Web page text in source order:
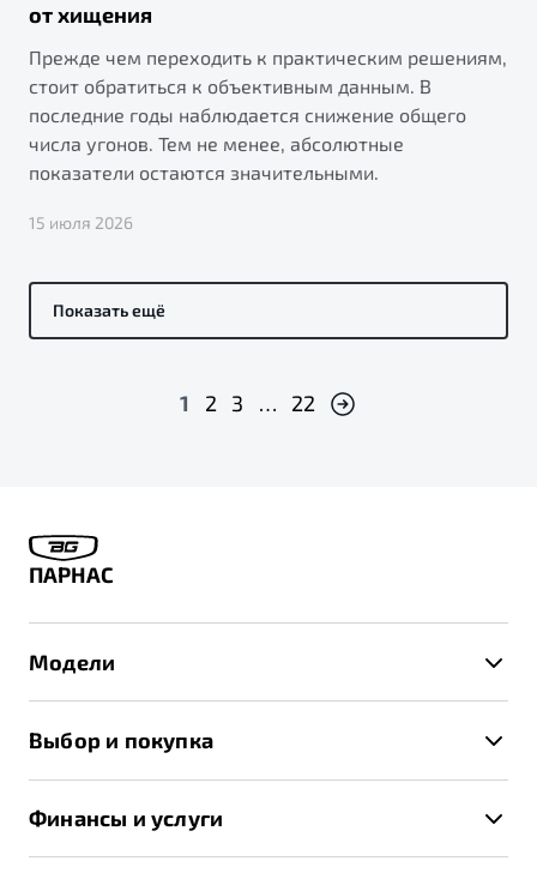
от хищения
Прежде чем переходить к практическим решениям,
стоит обратиться к объективным данным. В
последние годы наблюдается снижение общего
числа угонов. Тем не менее, абсолютные
показатели остаются значительными.
15 июля 2026
Показать ещё
1 2 3 … 22
ПАРНАС
Модели
X70
Выбор и покупка
Спецпредложения и Акции
Финансы и услуги